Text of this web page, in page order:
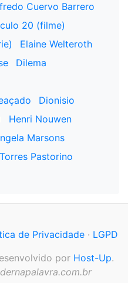
Cuervo Barrero
20 (filme)
Elaine Welteroth
Dilema
Dionisio
Henri Nouwen
Marsons
Pastorino
de Privacidade· LGPD
por Host-Up.